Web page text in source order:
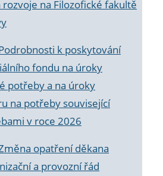
na Filozofické fakultě
k poskytování
fondu na úroky
potřeby a na úroky
na potřeby související
v roce 2026
opatření děkana
a provozní řád